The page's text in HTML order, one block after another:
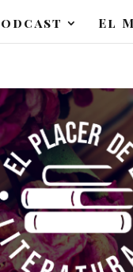
El